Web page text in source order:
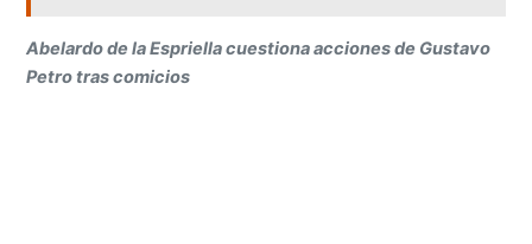
Abelardo de la Espriella cuestiona acciones de Gustavo
Petro tras comicios